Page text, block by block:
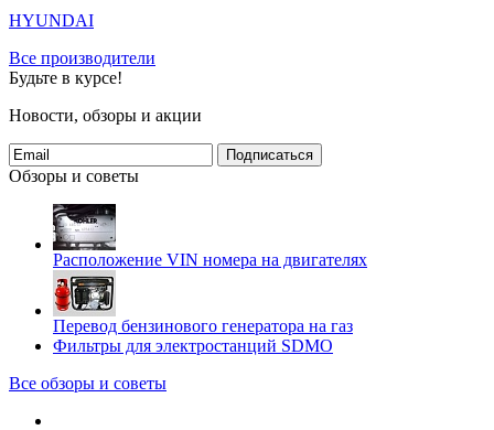
HYUNDAI
Все производители
Будьте в курсе!
Новости, обзоры и акции
Подписаться
Обзоры и советы
Расположение VIN номера на двигателях
Перевод бензинового генератора на газ
Фильтры для электростанций SDMO
Все обзоры и советы